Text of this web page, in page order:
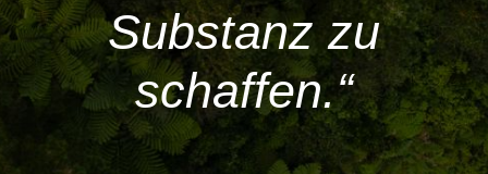
Substanz zu
schaffen.“